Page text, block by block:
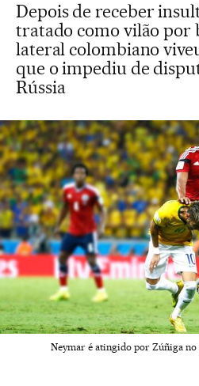
Depois de receber
tratado como vilão por
lateral colombiano
que o impediu de
Rússia
Neymar é atingido por Zúñiga no